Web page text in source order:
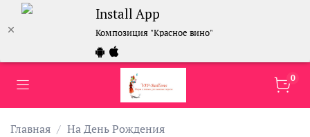
Install App
Композиция "Красное вино"
0
Главная На День Рождения